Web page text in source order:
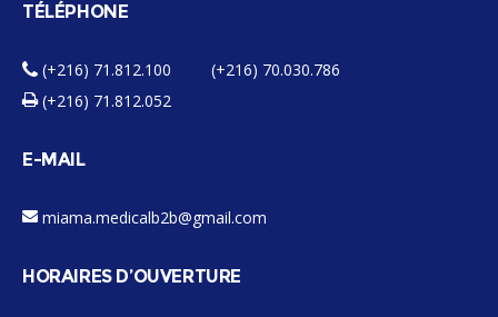
TÉLÉPHONE
(+216) 71.812.100 (+216) 70.030.786
(+216) 71.812.052
E-MAIL
miama.medicalb2b@gmail.com
HORAIRES D’OUVERTURE